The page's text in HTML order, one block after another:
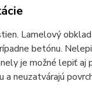
Lamelový
betónu.
je možné lepiť
neuzatvárajú